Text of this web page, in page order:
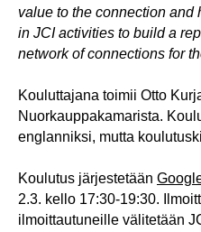
value to the connection and
in JCI activities to build a
network of connections for
Kouluttajana toimii Otto
Nuorkauppakamarista.
englanniksi, mutta
Koulutus järjestetään
2.3. kello 17:30-19:30.
ilmoittautuneille välitetään